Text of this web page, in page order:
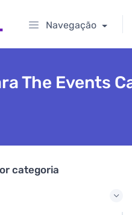
Navegação
The Events
categoria